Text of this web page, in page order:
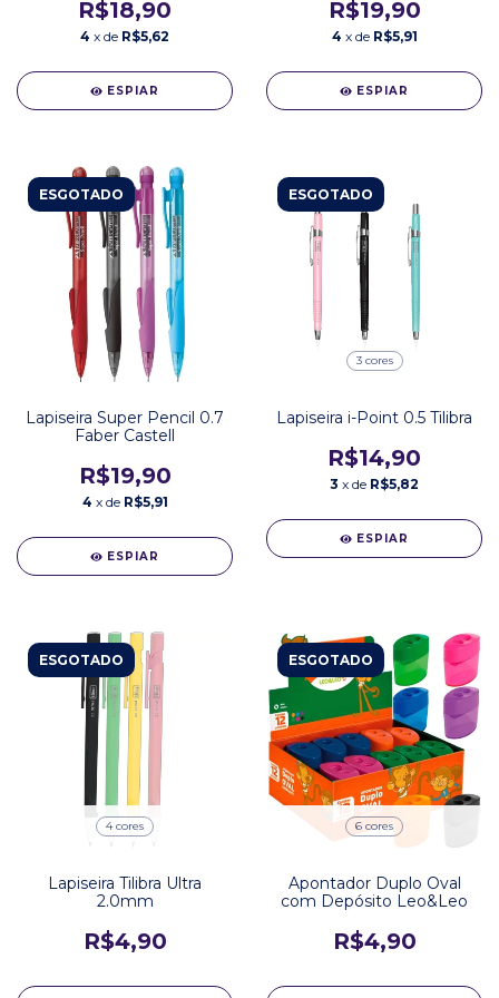
R$18,90
4 x de R$5,62
ESPIAR
R$19,90
4 x de R$5,91
ESPIAR
ESGOTADO
Lapiseira Super Pencil 0.7
Faber Castell
R$19,90
4 x de R$5,91
ESPIAR
ESGOTADO
3 cores
Lapiseira i-Point 0.5 Tilibra
R$14,90
3 x de R$5,82
ESPIAR
ESGOTADO
4 cores
Lapiseira Tilibra Ultra
2.0mm
R$4,90
ESGOTADO
6 cores
Apontador Duplo Oval
com Depósito Leo&Leo
R$4,90